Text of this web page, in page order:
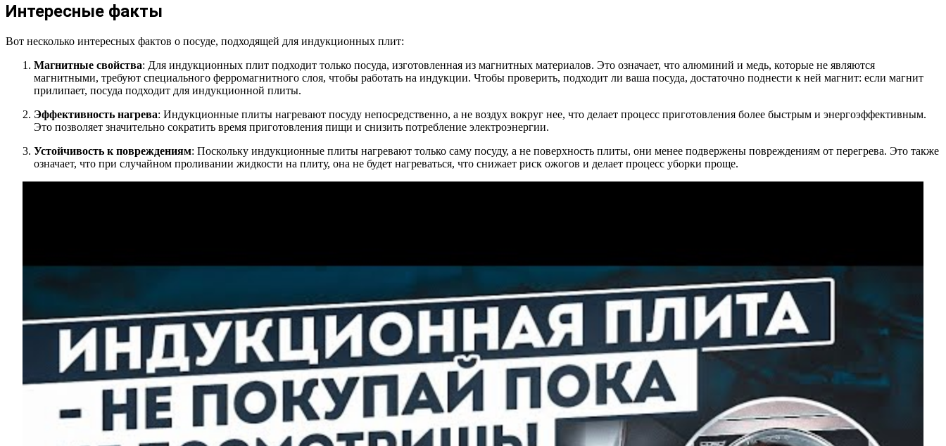
Интересные факты
Вот несколько интересных фактов о посуде, подходящей для индукционных плит:
Магнитные свойства: Для индукционных плит подходит только посуда, изготовленная из магнитных материалов. Это означает, что алюминий и медь, которые не являются
магнитными, требуют специального ферромагнитного слоя, чтобы работать на индукции. Чтобы проверить, подходит ли ваша посуда, достаточно поднести к ней магнит: если магнит
прилипает, посуда подходит для индукционной плиты.
Эффективность нагрева: Индукционные плиты нагревают посуду непосредственно, а не воздух вокруг нее, что делает процесс приготовления более быстрым и энергоэффективным.
Это позволяет значительно сократить время приготовления пищи и снизить потребление электроэнергии.
Устойчивость к повреждениям: Поскольку индукционные плиты нагревают только саму посуду, а не поверхность плиты, они менее подвержены повреждениям от перегрева. Это также
означает, что при случайном проливании жидкости на плиту, она не будет нагреваться, что снижает риск ожогов и делает процесс уборки проще.